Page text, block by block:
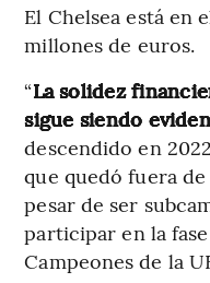
El Chelsea está en
millones de euros.
“La solidez
sigue siendo
descendido en
que quedó fuera
pesar de ser
participar en la
Campeones de la